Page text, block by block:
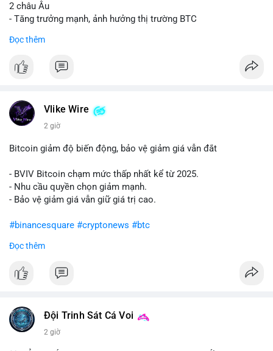
2 châu Âu
- Tăng trưởng mạnh, ảnh hưởng thị trường BTC
#binancesquare
$btc
📰 Nguồn: Cointelegraph
Đọc thêm
Vlike Wire
2 giờ
Bitcoin giảm độ biến động, bảo vệ giảm giá vẫn đắt
- BVIV Bitcoin chạm mức thấp nhất kể từ 2025.
- Nhu cầu quyền chọn giảm mạnh.
- Bảo vệ giảm giá vẫn giữ giá trị cao.
#binancesquare #cryptonews #btc
$btc
#vlikevn #titanbot
Đọc thêm
Đội Trinh Sát Cá Voi
2 giờ